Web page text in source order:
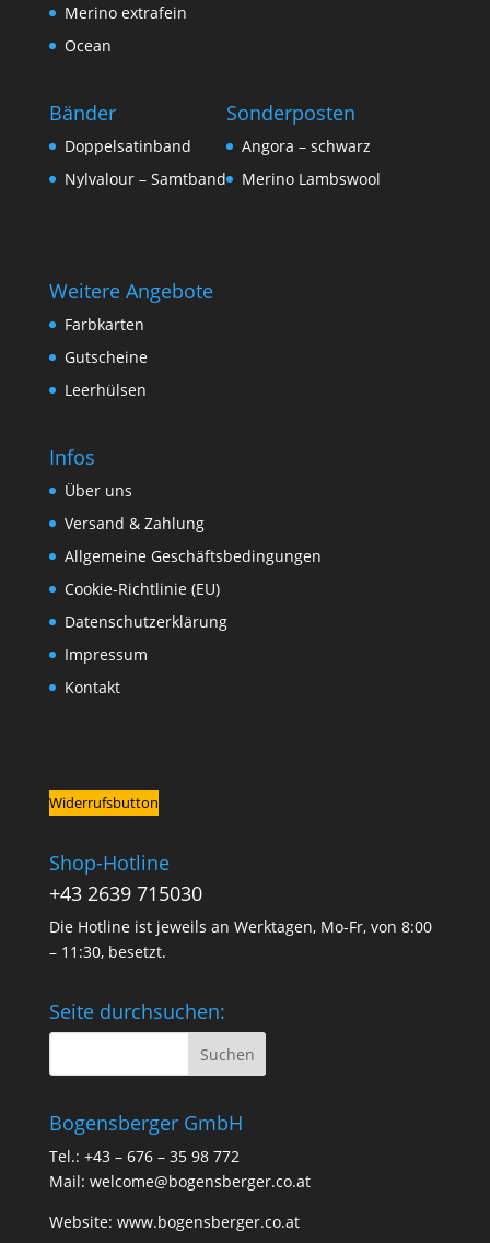
Merino extrafein
Ocean
Bänder
Doppelsatinband
Nylvalour – Samtband
Sonderposten
Angora – schwarz
Merino Lambswool
Weitere Angebote
Farbkarten
Gutscheine
Leerhülsen
Infos
Über uns
Versand & Zahlung
Allgemeine Geschäftsbedingungen
Cookie-Richtlinie (EU)
Datenschutzerklärung
Impressum
Kontakt
Widerrufsbutton
Shop-Hotline
+43 2639 715030
Die Hotline ist jeweils an Werktagen, Mo-Fr, von 8:00
– 11:30, besetzt.
Seite durchsuchen:
Bogensberger GmbH
Tel.: +43 – 676 – 35 98 772
Mail: welcome@bogensberger.co.at
Website: www.bogensberger.co.at